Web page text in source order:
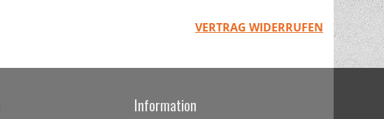
VERTRAG WIDERRUFEN
Information